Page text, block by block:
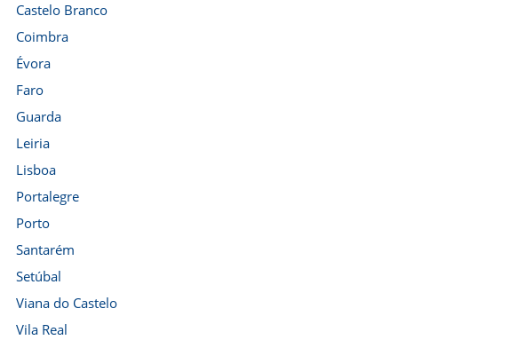
Castelo Branco
Coimbra
Évora
Faro
Guarda
Leiria
Lisboa
Portalegre
Porto
Santarém
Setúbal
Viana do Castelo
Vila Real